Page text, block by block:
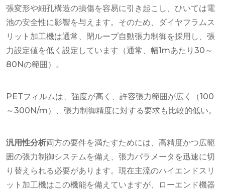
張変形や細孔構造の損傷を容易に引き起こし、ひいては電
池の安全性に影響を与えます。そのため、ダイヤフラムス
リット加工機は通常、閉ループ自動張力制御を採用し、張
力設定値を低く設定しています（通常、幅1mあたり30～
80Nの範囲）。
PETフィルムは、強度が高く、許容張力範囲が広く（100
～300N/m）、張力制御精度に対する要求も比較的低い。
汎用性分析両方の要件を満たすためには、高精度かつ広範
囲の張力制御システムを備え、張力パラメータを迅速に切
り替えられる必要があります。現在主流のハイエンドスリ
ット加工機はこの機能を備えていますが、ローエンド機器